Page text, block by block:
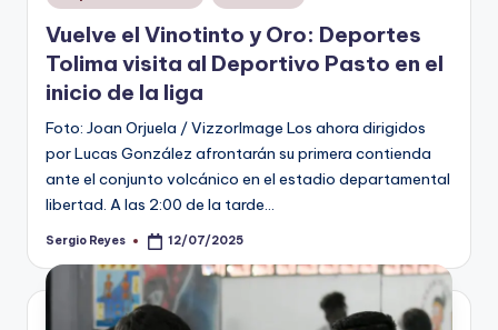
en
Vuelve el Vinotinto y Oro: Deportes
Tolima visita al Deportivo Pasto en el
inicio de la liga
Foto: Joan Orjuela / VizzorImage Los ahora dirigidos
por Lucas González afrontarán su primera contienda
ante el conjunto volcánico en el estadio departamental
libertad. A las 2:00 de la tarde…
Publicado
Sergio Reyes 12/07/2025